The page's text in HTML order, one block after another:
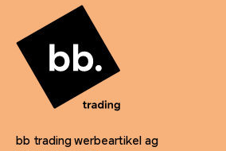
bb trading werbeartikel ag